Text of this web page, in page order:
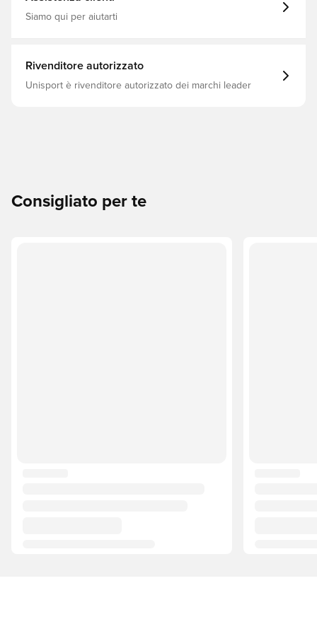
Siamo qui per aiutarti
Rivenditore autorizzato
Unisport è rivenditore autorizzato dei marchi leader
Consigliato per te